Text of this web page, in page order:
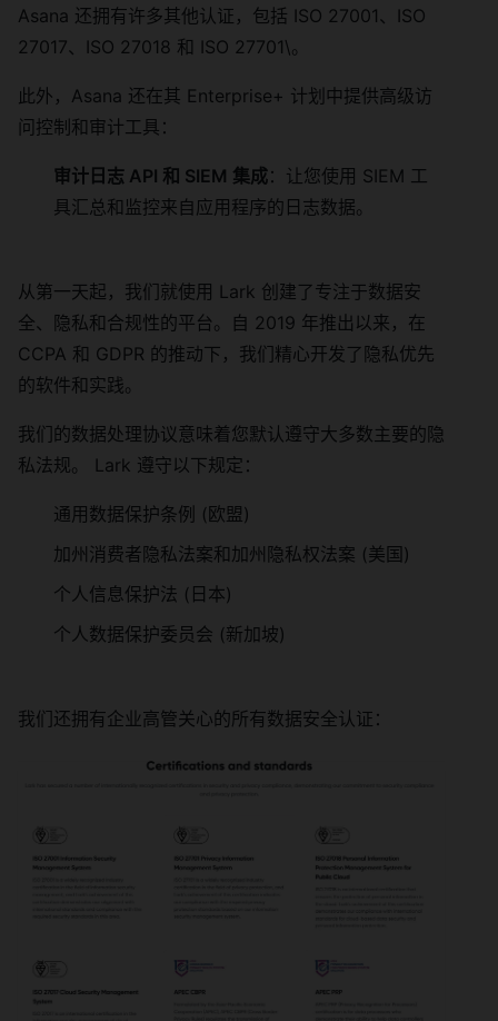
Asana 还拥有许多其他认证，包括 ISO 27001、ISO
27017、ISO 27018 和 ISO 27701\。
此外，Asana 还在其 Enterprise+ 计划中提供高级访
问控制和审计工具：
审计日志 API 和 SIEM 集成：让您使用 SIEM 工
具汇总和监控来自应用程序的日志数据。
从第一天起，我们就使用 Lark 创建了专注于数据安
全、隐私和合规性的平台。自 2019 年推出以来，在
CCPA 和 GDPR 的推动下，我们精心开发了隐私优先
的软件和实践。
我们的数据处理协议意味着您默认遵守大多数主要的隐
私法规。 Lark 遵守以下规定：
通用数据保护条例 (欧盟)
加州消费者隐私法案和加州隐私权法案 (美国)
个人信息保护法 (日本)
个人数据保护委员会 (新加坡)
我们还拥有企业高管关心的所有数据安全认证：